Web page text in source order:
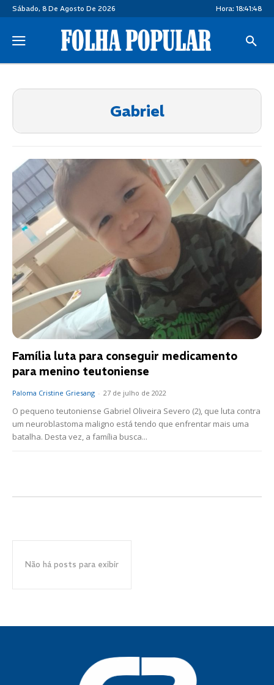
Sábado, 8 De Agosto De 2026 Hora: 18:41:48
Gabriel
Família luta para conseguir medicamento
para menino teutoniense
Paloma Cristine Griesang - 27 de julho de 2022
O pequeno teutoniense Gabriel Oliveira Severo (2), que luta contra
um neuroblastoma maligno está tendo que enfrentar mais uma
batalha. Desta vez, a família busca...
Não há posts para exibir